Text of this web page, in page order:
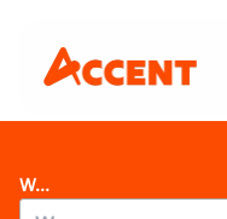
W...